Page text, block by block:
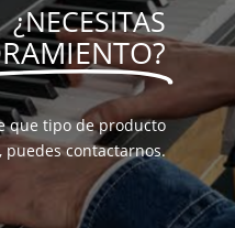
¿NECESITAS
que tipo de producto
puedes contactarnos.